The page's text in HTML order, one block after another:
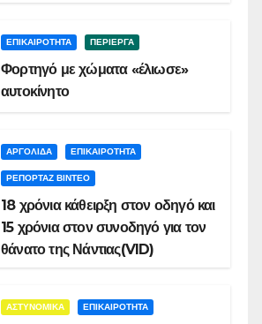
ΕΠΙΚΑΙΡΟΤΗΤΑ ΠΕΡΙΕΡΓΑ
Φορτηγό με χώματα «έλιωσε»
αυτοκίνητο
ΑΡΓΟΛΙΔΑ ΕΠΙΚΑΙΡΟΤΗΤΑ
ΡΕΠΟΡΤΑΖ ΒΙΝΤΕΟ
18 χρόνια κάθειρξη στον οδηγό και
15 χρόνια στον συνοδηγό για τον
θάνατο της Νάντιας(VID)
ΑΣΤΥΝΟΜΙΚΑ ΕΠΙΚΑΙΡΟΤΗΤΑ